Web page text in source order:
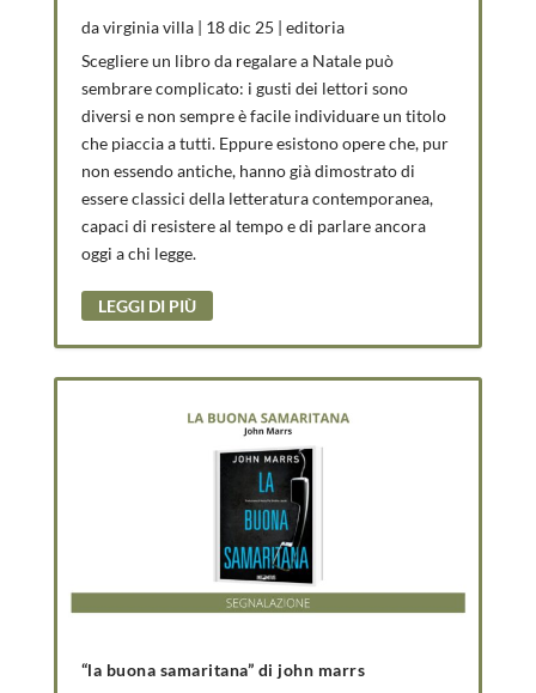
davirginia villa| 18 dic 25 | editoria
Scegliere un libro da regalare a Natale può
sembrare complicato: i gusti dei lettori sono
diversi e non sempre è facile individuare un titolo
che piaccia a tutti. Eppure esistono opere che, pur
non essendo antiche, hanno già dimostrato di
essere classici della letteratura contemporanea,
capaci di resistere al tempo e di parlare ancora
oggi a chi legge.
LEGGI DI PIÙ
“la buona samaritana” di john marrs